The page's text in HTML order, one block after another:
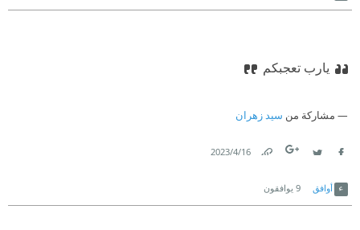
يارب تعجبكم
مشاركة من سيد زهران
16‏/4‏/2023
أوافق 9 يوافقون